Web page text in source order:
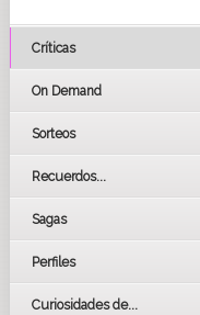
Críticas
On Demand
Sorteos
Recuerdos...
Sagas
Perfiles
Curiosidades de...